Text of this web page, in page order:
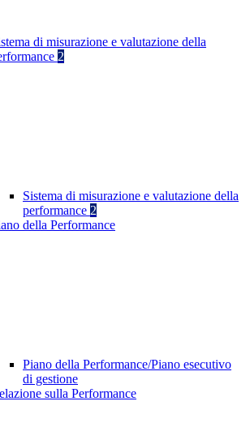
di misurazione e valutazione della
2
Sistema di misurazione e valutazione della
performance 2
della Performance
Piano della Performance/Piano esecutivo
di gestione
sulla Performance